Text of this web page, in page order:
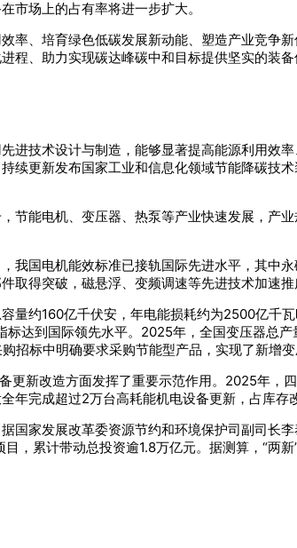
市场上的占有率将进一步扩大。
率、培育绿色低碳发展新动能、塑造产业竞争
程、助力实现碳达峰碳中和目标提供坚实的装备
进技术设计与制造，能够显著提高能源利用效
续更新发布国家工业和信息化领域节能降碳技
节能电机、变压器、热泵等产业快速发展，产
我国电机能效标准已接轨国际先进水平，其中
取得突破，磁悬浮、变频调速等先进技术加速推
量约160亿千伏安，年电能损耗约为2500亿千
标达到国际领先水平。2025年，全国变压器总
招标中明确要求采购节能型产品，实现了新增变
更新改造方面发挥了重要示范作用。2025年，
年完成超过2万台高耗能机电设备更新，占库存
国家发展改革委资源节约和环境保护司副司长
，累计带动总投资逾1.8万亿元。据测算，“两